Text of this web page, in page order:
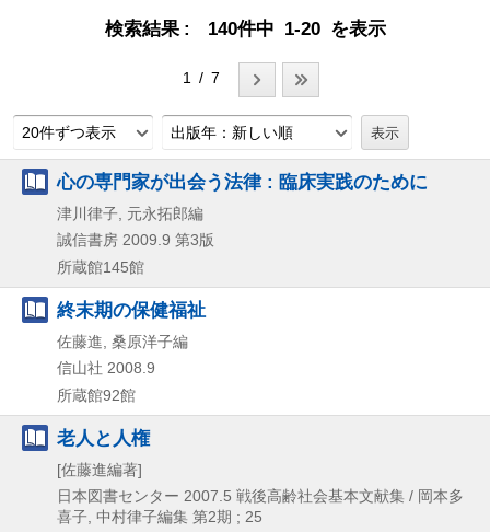
検索結果 140件中 1-20 を表示
1 / 7
20件ずつ表示 出版年：新しい順
心の専門家が出会う法律 : 臨床実践のために
津川律子, 元永拓郎編
誠信書房 2009.9 第3版
所蔵館145館
終末期の保健福祉
佐藤進, 桑原洋子編
信山社 2008.9
所蔵館92館
老人と人権
[佐藤進編著]
日本図書センター 2007.5 戦後高齢社会基本文献集 / 岡本多
喜子, 中村律子編集 第2期 ; 25